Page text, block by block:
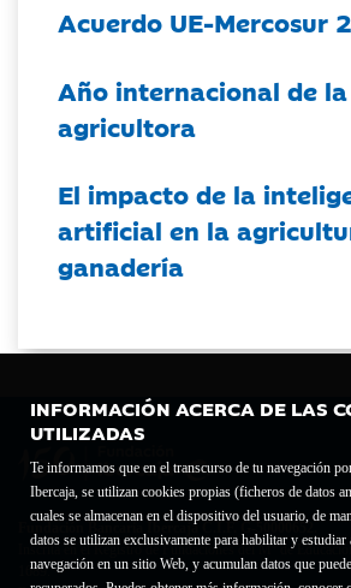
INFORMACIÓN ACERCA DE LAS
UTILIZADAS
Te informamos que en el transcurso de tu navegación
Ibercaja, se utilizan cookies propias (ficheros de datos
cuales se almacenan en el dispositivo del usuario, de
datos se utilizan exclusivamente para habilitar y estudiar
navegación en un sitio Web, y acumulan datos que
Acuerdo UE-Mercosur
Año internacional de la
agricultora
El impacto de la
artificial en la
ganadería
Fundación Bancaria Ibercaja C.I.F. G-50000652.
Inscrita en el Registro de Fundaciones del Mº de
1689.